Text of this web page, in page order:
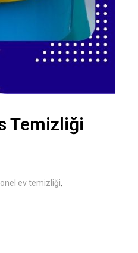
Temizliği
ev temizliği,